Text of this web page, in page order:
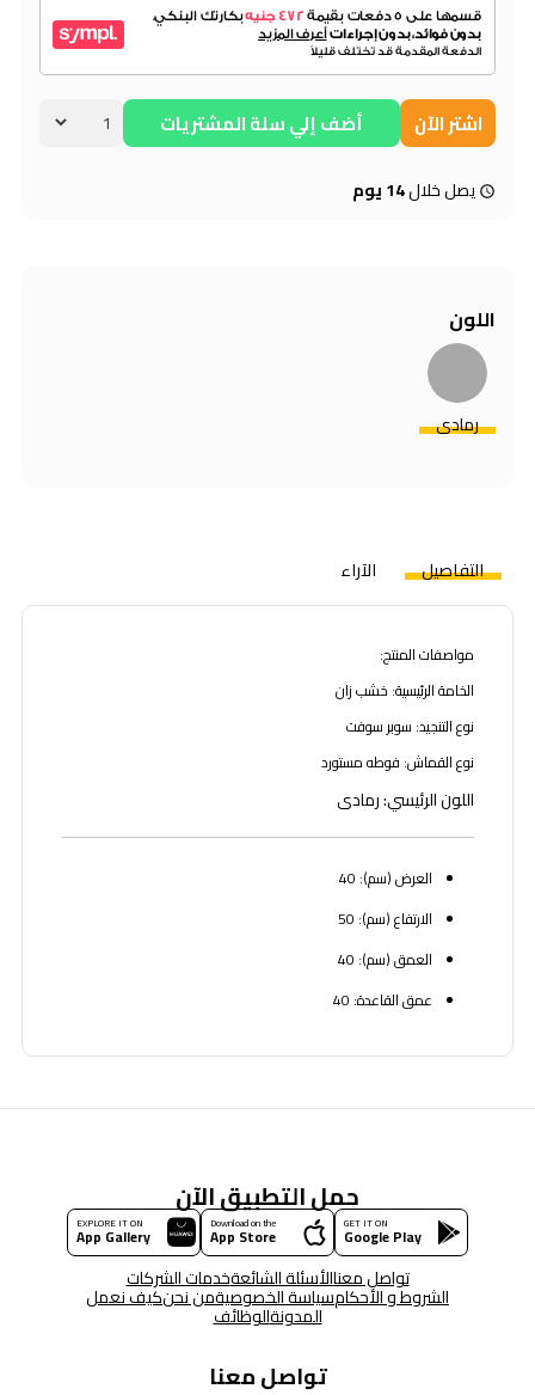
اشتر الآن أضف إلي سلة المشتريات
يصل خلال14 يوم
اللون
رمادي
التفاصيل الآراء
مواصفات المنتج:
الخامة الرئيسية: خشب زان
نوع التنجيد: سوبر سوفت
نوع القماش: فوطه مستورد
اللون الرئيسي: رمادى
العرض (سم): 40
الارتفاع (سم): 50
العمق (سم): 40
عمق القاعدة: 40
حمل التطبيق الآن
GET IT ON
Google Play
Download on the
App Store
EXPLORE IT ON
App Gallery
تواصل معناالأسئلة الشائعةخدمات الشركات
الشروط و الأحكامسياسة الخصوصيةمن نحنكيف نعمل
المدونةالوظائف
تواصل معنا